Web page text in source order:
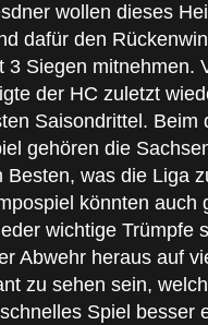
wollen dieses
dafür den
3 Siegen mitnehmen.
der HC zuletzt
Saisondrittel. Beim
gehören die
Besten, was die Liga
könnten auch
wichtige Trümpfe
Abwehr heraus auf
zu sehen sein,
Spiel besser